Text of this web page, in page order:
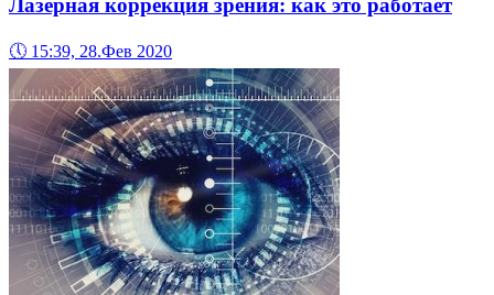
Лазерная коррекция зрения: как это работает
🕔 15:39, 28.Фев 2020